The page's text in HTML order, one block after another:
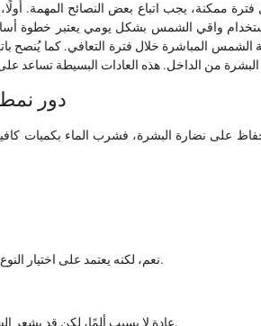
فترة ممكنة، يجب اتباع بعض النصائح المهمة.
واقي الشمس بشكل يومي يعتبر خطوة
الشمس المباشرة خلال فترة التعافي. كما يُنصح
دور نمط
على نضارة البشرة، فشرب الماء بكميات
نعم، لكنه يعتمد على اختيار النوع المناسب لكل بشرة لتجنب أي تهيج أو آثار جانبية.
عادة لا يسبب ألمًا، لكن قد يشعر الشخص بوخز خفيف أو حرارة بسيطة أثناء الجلسة.